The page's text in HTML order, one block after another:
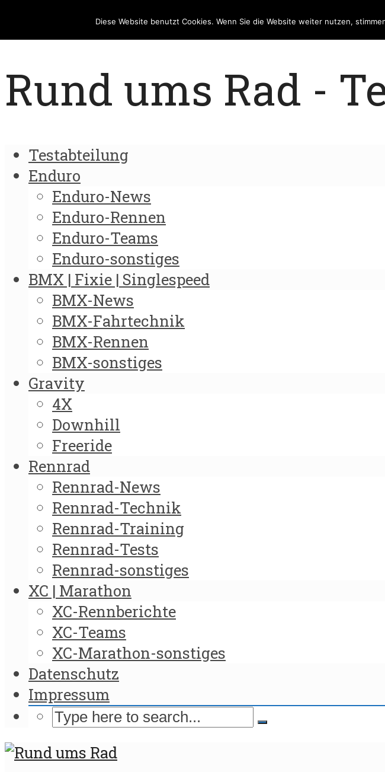
Rund ums Rad -
Testabteilung
Enduro
Enduro-News
Enduro-Rennen
Enduro-Teams
Enduro-sonstiges
BMX | Fixie | Singlespeed
BMX-News
BMX-Fahrtechnik
BMX-Rennen
BMX-sonstiges
Gravity
4X
Downhill
Freeride
Rennrad
Rennrad-News
Rennrad-Technik
Rennrad-Training
Rennrad-Tests
Rennrad-sonstiges
XC | Marathon
XC-Rennberichte
XC-Teams
XC-Marathon-sonstiges
Datenschutz
Impressum
Diese Website benutzt Cookies. Wenn Sie die Website weiter nutzen,